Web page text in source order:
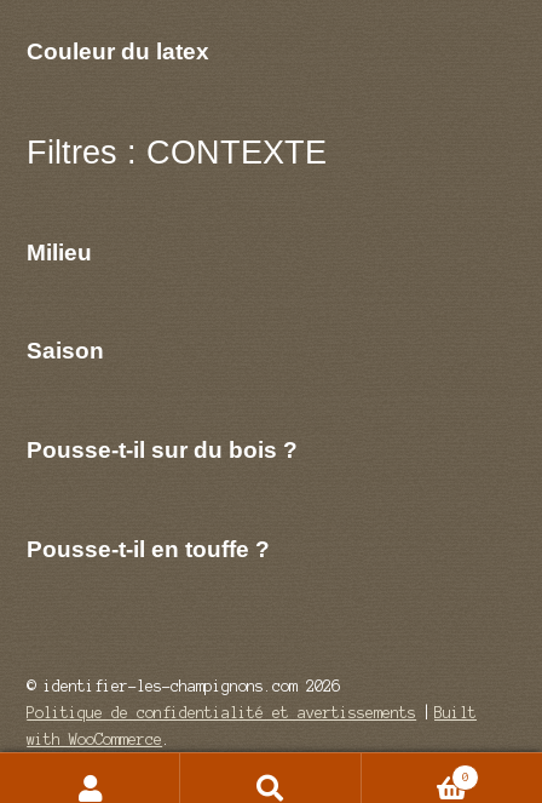
Couleur du latex
Filtres : CONTEXTE
Milieu
Saison
Pousse-t-il sur du bois ?
Pousse-t-il en touffe ?
© identifier-les-champignons.com 2026
Politique de confidentialité et avertissements
Built
with WooCommerce
Recherche
0